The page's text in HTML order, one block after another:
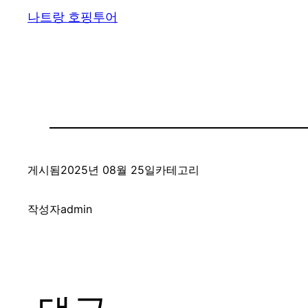
나트랑 호핑투어
게시됨2025년 08월 25일카테고리
작성자admin